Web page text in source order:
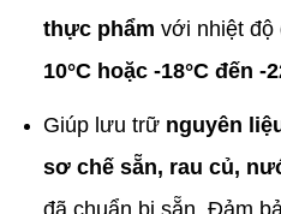
thực phẩm với nhiệt độ
10°C hoặc -18°C đến -
Giúp lưu trữ nguyên
sơ chế sẵn, rau củ,
đã chuẩn bị sẵn. Đảm